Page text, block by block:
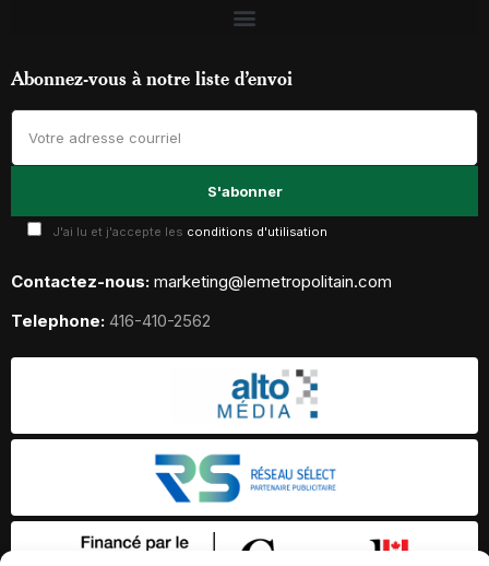
Abonnez-vous à notre liste d’envoi
J'ai lu et j'accepte les conditions d'utilisation
Contactez-nous: marketing@lemetropolitain.com
Telephone: 416-410-2562